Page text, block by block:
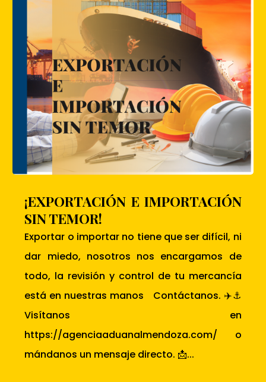
¡EXPORTACIÓN E IMPORTACIÓN
SIN TEMOR!
Exportar o importar no tiene que ser difícil, ni
dar miedo, nosotros nos encargamos de
todo, la revisión y control de tu mercancía
está en nuestras manos Contáctanos. ✈️⚓
Visítanos en
https://agenciaaduanalmendoza.com/ o
mándanos un mensaje directo. 📩...